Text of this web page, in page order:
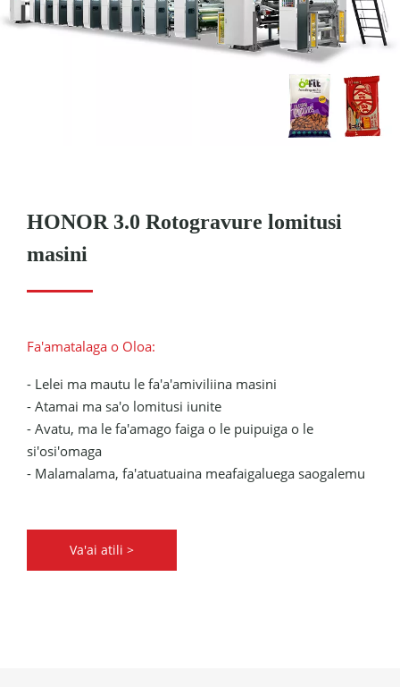
HONOR 3.0 Rotogravure lomitusi
masini
Fa'amatalaga o Oloa:
- Lelei ma mautu le fa'a'amiviliina masini
- Atamai ma sa'o lomitusi iunite
- Avatu, ma le fa'amago faiga o le puipuiga o le
si'osi'omaga
- Malamalama, fa'atuatuaina meafaigaluega saogalemu
Va'ai atili >